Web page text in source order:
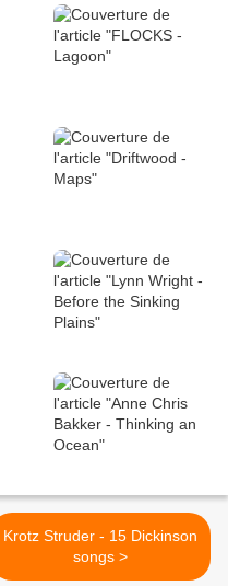
Krotz Struder - 15 Dickinson
songs >